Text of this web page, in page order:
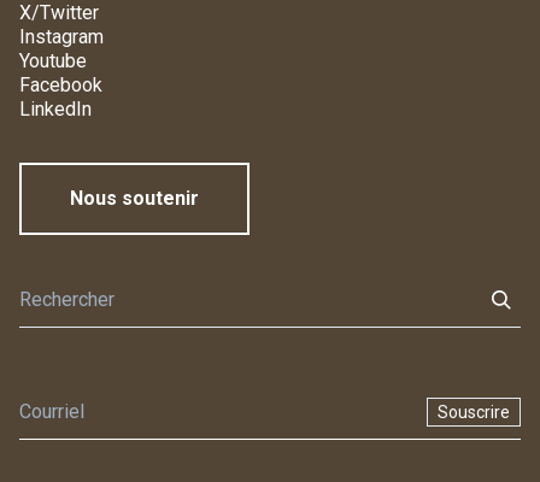
X/Twitter
Instagram
Youtube
Facebook
LinkedIn
Nous soutenir
Souscrire